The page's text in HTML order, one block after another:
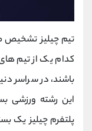
تیم چیلیز تشخیص
کدام یک از تیم
باشند، در سراسر
این رشته ورزشی
پلتفرم چیلیز یک